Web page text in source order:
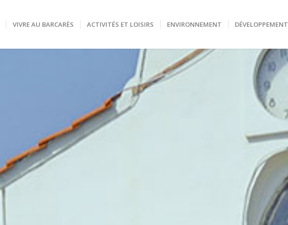
VIVRE AU BARCARÈS ACTIVITÉS ET LOISIRS ENVIRONNEMENT DÉVELOPPEMENT